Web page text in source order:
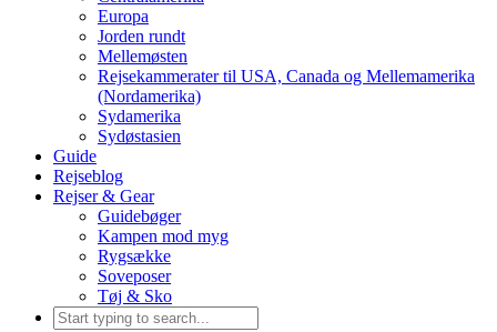
Europa
Jorden rundt
Mellemøsten
Rejsekammerater til USA, Canada og Mellemamerika
(Nordamerika)
Sydamerika
Sydøstasien
Guide
Rejseblog
Rejser & Gear
Guidebøger
Kampen mod myg
Rygsække
Soveposer
Tøj & Sko